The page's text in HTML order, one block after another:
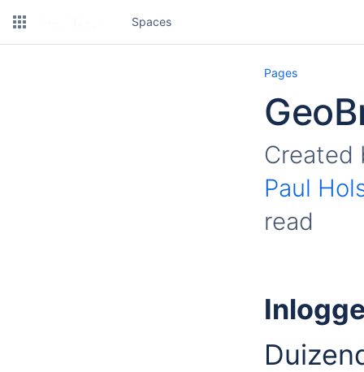
Spaces
Pages
Paul
read